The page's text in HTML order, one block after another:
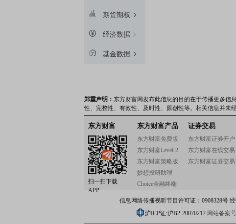
期货期权
经济数据
基金数据
郑重声明： 东方财富网发布此信息的目的在于传播更多信
性、完整性、有效性、及时性、原创性等。相关信息并未
东方财富
扫一扫下载
APP
东方财富产品
东方财富免费版
东方财富Level-2
东方财富策略版
妙想投研助理
Choice金融终端
证券交易
东方财富证券开户
东方财富在线交易
东方财富证券交易
信息网络传播视听节目许可证：0908328号
沪ICP证:沪B2-20070217 网站备案